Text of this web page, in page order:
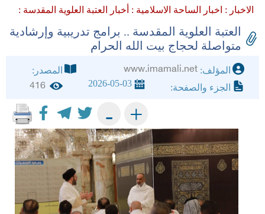
الاخبار : اخبار الساحة الاسلامية : أخبار العتبة العلوية المقدسة :
العتبة العلوية المقدسة .. برامج تدريبية وإرشادية
متواصلة لحجاج بيت الله الحرام
المؤلف: www.imamali.net
المصدر:
الجزء والصفحة:
2026-05-03
416
+
-